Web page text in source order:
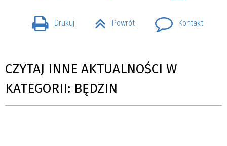
Drukuj Powrót Kontakt
CZYTAJ INNE AKTUALNOŚCI W
KATEGORII: BĘDZIN